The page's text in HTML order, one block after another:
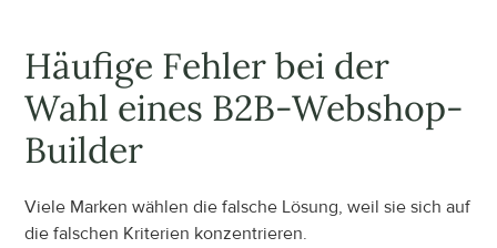
Häufige Fehler bei der
Wahl eines B2B-Webshop-
Builder
Viele Marken wählen die falsche Lösung, weil sie sich auf
die falschen Kriterien konzentrieren.